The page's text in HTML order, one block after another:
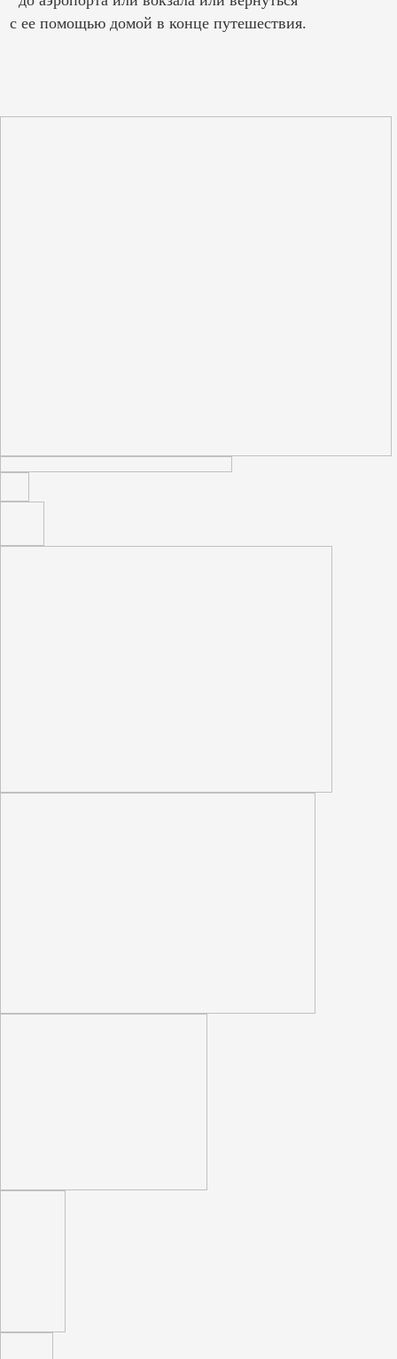
с ее помощью домой в конце путешествия.